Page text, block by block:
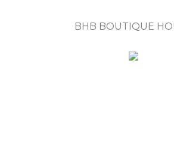
BHB BOUTIQUE